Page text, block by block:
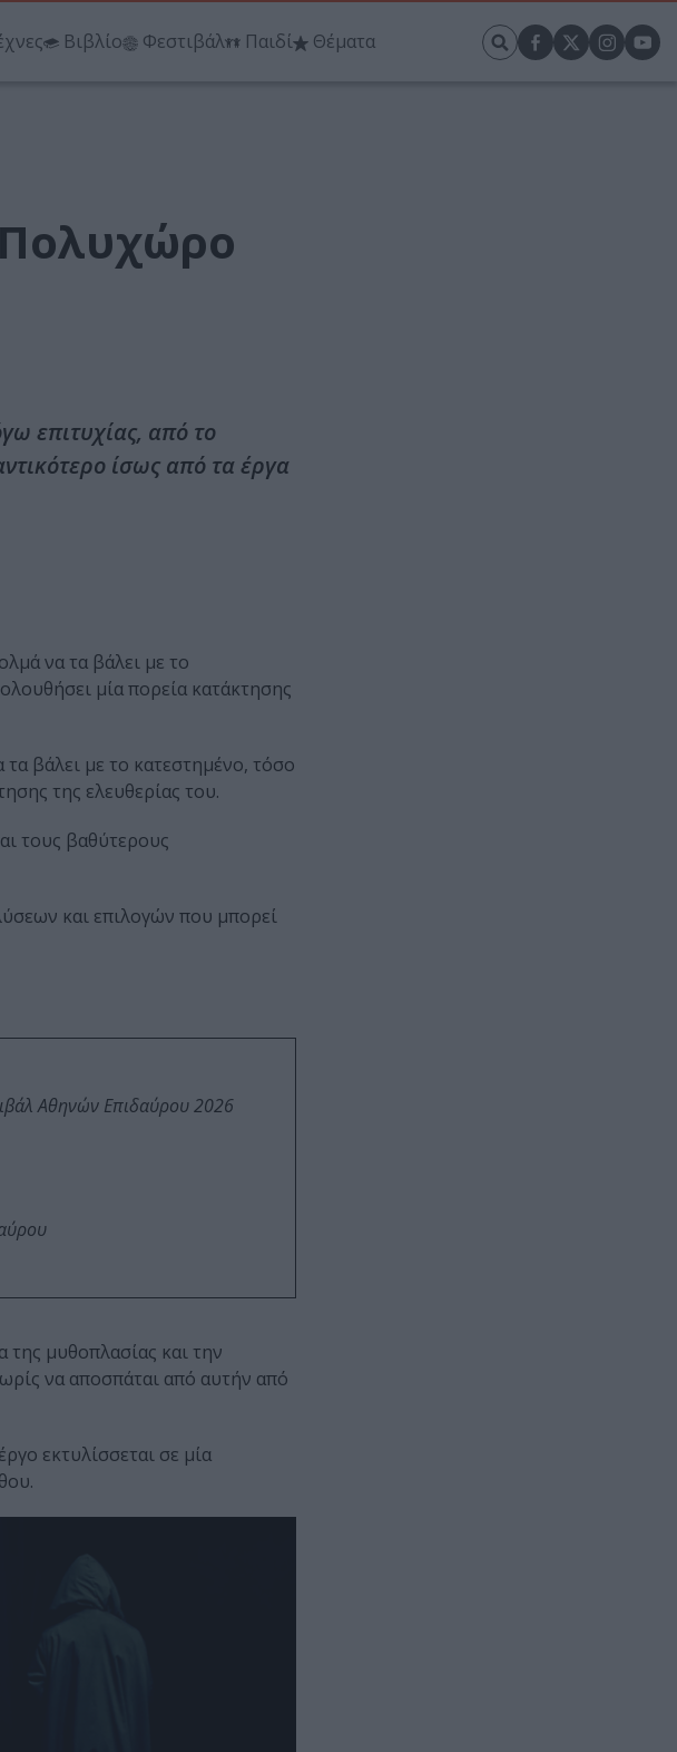
Βιβλίο Φεστιβάλ Παιδί Θέματα
Πολυχώρο
επιτυχίας, από το
ίσως από τα έργα
να τα βάλει με το
μία πορεία κατάκτησης
τα βάλει με το κατεστημένο, τόσο
της ελευθερίας του.
τους βαθύτερους
και επιλογών που μπορεί
Αθηνών Επιδαύρου 2026
μυθοπλασίας και την
να αποσπάται από αυτήν από
εκτυλίσσεται σε μία